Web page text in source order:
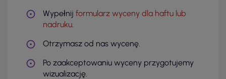
Wypełnij formularz wyceny dla haftu lub
nadruku.
Otrzymasz od nas wycenę.
Po zaakceptowaniu wyceny przygotujemy
wizualizację.